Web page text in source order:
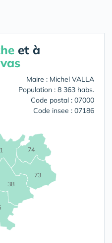
et à
Maire : Michel VALLA
Population : 8 363 habs.
Code postal : 07000
Code insee : 07186
38
73
74